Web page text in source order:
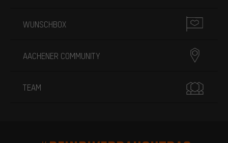
WUNSCHBOX
AACHENER COMMUNITY
TEAM